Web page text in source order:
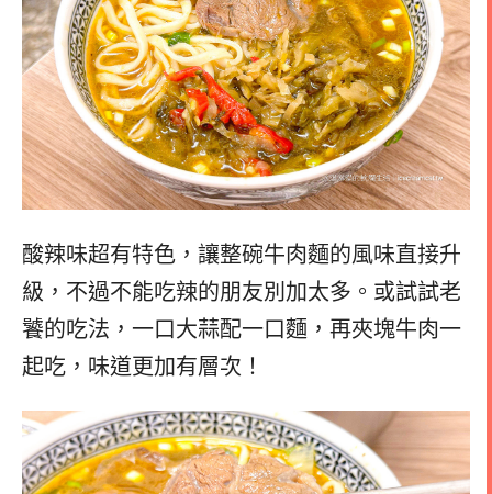
酸辣味超有特色，讓整碗牛肉麵的風味直接升
級，不過不能吃辣的朋友別加太多。 或試試老
饕的吃法，一口大蒜配一口麵，再夾塊牛肉一
起吃，味道更加有層次！